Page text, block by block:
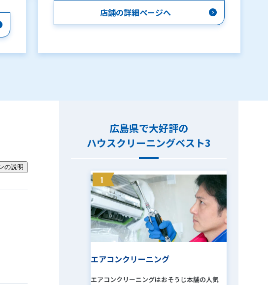
は気になるが、清掃の仕方が分からない」「清
掃しても臭いが気になる」「清掃する時間がな
うじに対する悩みや疑問を持っていると思いま
で、まずはお気軽にお電話下さい。
店舗の詳細ページへ
の説明
広島県で大好評の
ハウスクリーニングベスト3
1
エアコンクリーニング
エアコンクリーニングはおそうじ本舗の人気